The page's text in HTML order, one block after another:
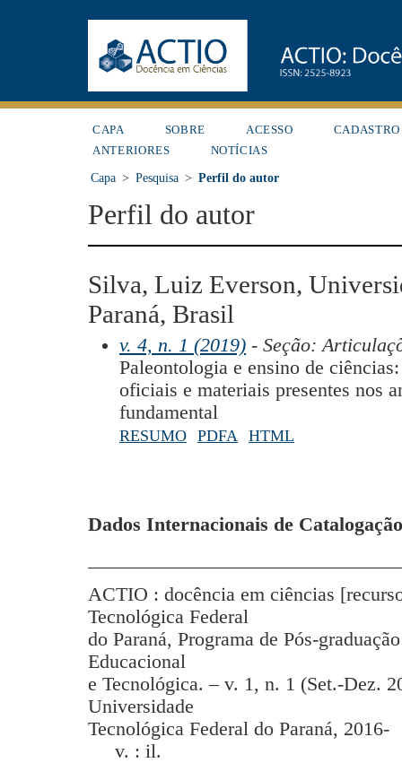
CAPA SOBRE ACESSO
CADASTRO
ANTERIORES
NOTÍCIAS
Capa > Pesquisa > Perfil do autor
Perfil do autor
Silva, Luiz Everson,
Paraná, Brasil
v. 4, n. 1 (2019) - Seção:
Paleontologia e ensino de
oficiais e materiais presentes nos
fundamental
RESUMO PDFA HTML
Dados Internacionais de
ACTIO : docência em ciências
Tecnológica Federal
do Paraná, Programa de Pós-
Educacional
e Tecnológica. – v. 1, n. 1 (Set.-Dez.
Universidade
Tecnológica Federal do Paraná, 2016-
v. : il.